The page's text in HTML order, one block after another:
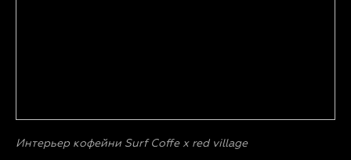
Интерьер кофейни Surf Coffe x red village